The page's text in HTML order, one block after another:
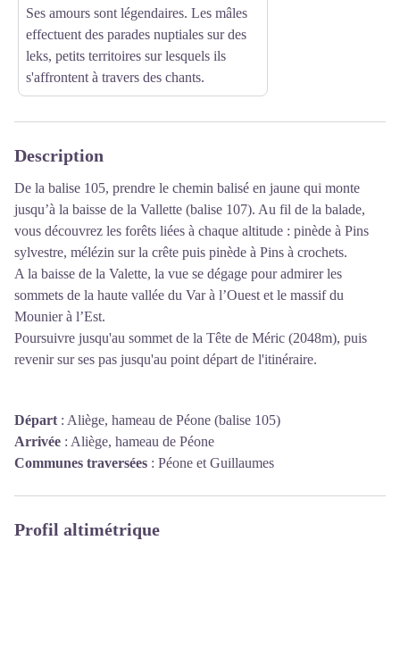
Ses amours sont légendaires. Les mâles
effectuent des parades nuptiales sur des
leks, petits territoires sur lesquels ils
s'affrontent à travers des chants.
Description
De la balise 105, prendre le chemin balisé en jaune qui monte
jusqu’à la baisse de la Vallette (balise 107). Au fil de la balade,
vous découvrez les forêts liées à chaque altitude : pinède à Pins
sylvestre, mélézin sur la crête puis pinède à Pins à crochets.
A la baisse de la Valette, la vue se dégage pour admirer les
sommets de la haute vallée du Var à l’Ouest et le massif du
Mounier à l’Est.
Poursuivre jusqu'au sommet de la Tête de Méric (2048m), puis
revenir sur ses pas jusqu'au point départ de l'itinéraire.
Départ : Aliège, hameau de Péone (balise 105)
Arrivée : Aliège, hameau de Péone
Communes traversées : Péone et Guillaumes
Profil altimétrique